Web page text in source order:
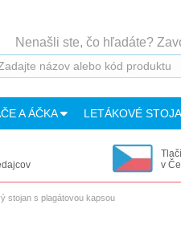
Nenašli ste, čo hľadáte?
A ÁČKA LETÁKOVÉ
v
stojan s plagátovou kapsou